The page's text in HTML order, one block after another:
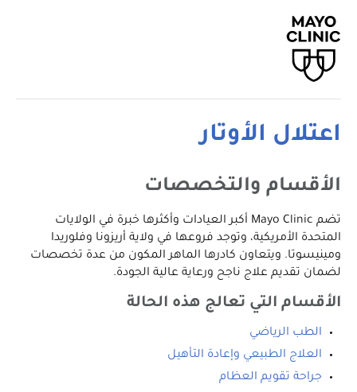
اعتلال الأوتار
الأقسام والتخصصات
تضم Mayo Clinic أكبر العيادات وأكثرها خبرة في الولايات
المتحدة الأمريكية، وتوجد فروعها في ولاية أريزونا وفلوريدا
ومينيسوتا. ويتعاون كادرها الماهر المكون من عدة تخصصات
لضمان تقديم علاج ناجح ورعاية عالية الجودة.
الأقسام التي تعالج هذه الحالة
الطب الرياضي
العلاج الطبيعي وإعادة التأهيل
جراحة تقويم العظام